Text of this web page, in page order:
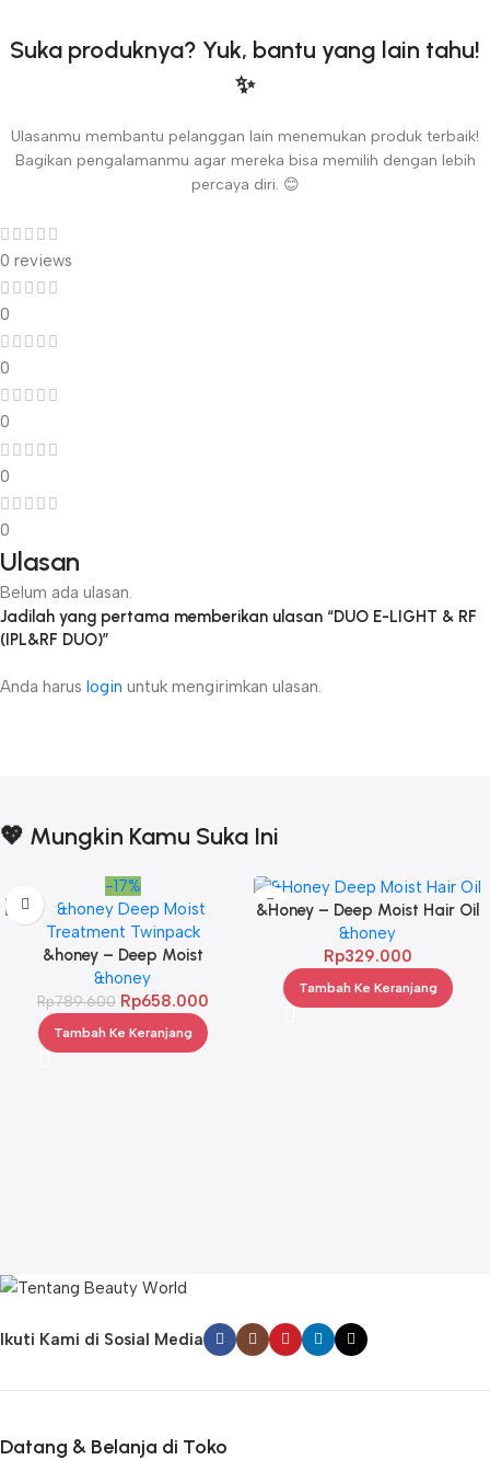
Suka produknya? Yuk, bantu yang lain tahu!
✨
Ulasanmu membantu pelanggan lain menemukan produk terbaik!
Bagikan pengalamanmu agar mereka bisa memilih dengan lebih
percaya diri. 😊
0 reviews
0
0
0
0
0
Ulasan
Belum ada ulasan.
Jadilah yang pertama memberikan ulasan “DUO E-LIGHT & RF
(IPL&RF DUO)”
Anda harus login untuk mengirimkan ulasan.
💖 Mungkin Kamu Suka Ini
-17%
&honey – Deep Moist
Treatment 445 g Twinpack
&honey
Rp789.600 Rp658.000
Tambah Ke Keranjang
&Honey – Deep Moist Hair Oil
3.0 100ml
&honey
Rp329.000
Tambah Ke Keranjang
Ikuti Kami di Sosial Media
Datang & Belanja di Toko